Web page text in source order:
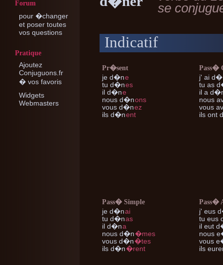
Forum
pour �changer
et poser toutes
vos questions
Pratique
Ajoutez
Conjuguons.fr
� vos favoris
Widgets
Webmasters
se
Indicatif
Pr�sent
je d�ne
tu d�nes
il d�ne
nous d�nons
vous d�nez
ils d�nent
Pass�
j' ai
tu as
il a
nous
vous
ils ont
Pass� Simple
je d�nai
tu d�nas
il d�na
nous d�n�mes
vous d�n�tes
ils d�n�rent
Pass�
j' eus
tu eus
il eut
nous
vous
ils